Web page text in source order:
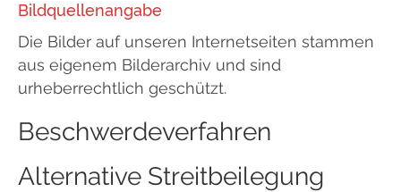
Bildquellenangabe
Die Bilder auf unseren Internetseiten stammen
aus eigenem Bilderarchiv und sind
urheberrechtlich geschützt.
Beschwerdeverfahren
Alternative Streitbeilegung